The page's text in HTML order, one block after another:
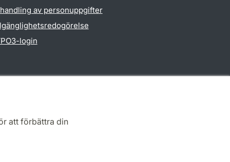
att förbättra din
av personuppgifter
login